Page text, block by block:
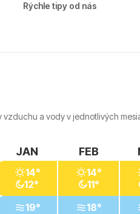
Rýchle tipy od nás
vzduchu a vody v jednotlivých
JAN
14°
12°
19°
FEB
14°
11°
18°